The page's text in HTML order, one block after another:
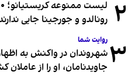
۲ رونالدو و جورجینا جایی
۳ روایت شما
شهروندان در واکنش به
جاویدنامان، او را از عاملان